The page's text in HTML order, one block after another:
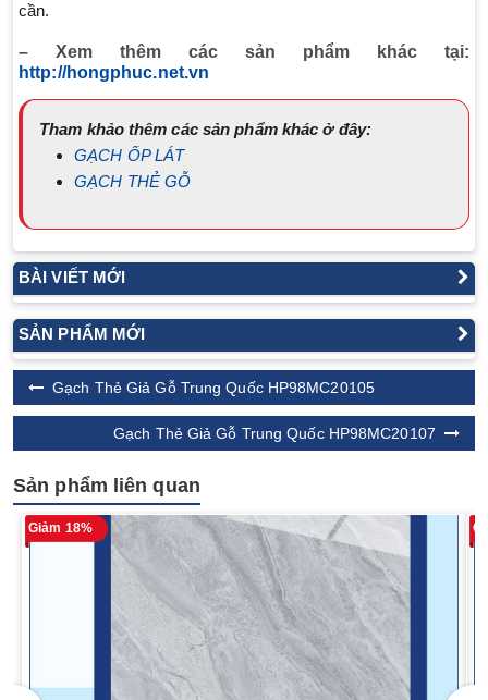
cần.
– Xem thêm các sản phẩm khác tại:
http://hongphuc.net.vn
Tham khảo thêm các sản phẩm khác ở đây:
GẠCH ỐP LÁT
GẠCH THẺ GỖ
BÀI VIẾT MỚI
SẢN PHẨM MỚI
Gạch Thẻ Giả Gỗ Trung Quốc HP98MC20105
Gạch Thẻ Giả Gỗ Trung Quốc HP98MC20107
Sản phẩm liên quan
Giảm 18%